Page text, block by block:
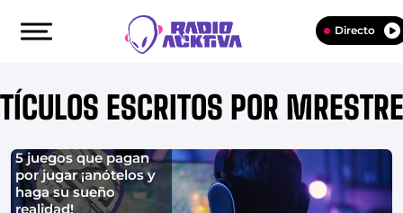
Directo
ESCRITOS POR
5 juegos que pagan
por jugar ¡anótelos y
haga su sueño
realidad!